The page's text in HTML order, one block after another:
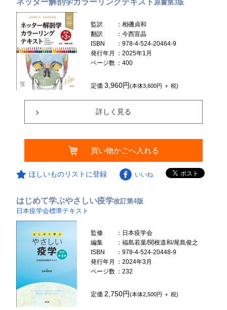
ネッター解剖学カラーリングテキスト 原書第3版
監訳
：相磯貞和
翻訳
：今西宣晶
ISBN
：978-4-524-20464-9
発行年月
：2025年1月
ページ数 ：400
定価3,960円(本体3,600円 ＋ 税)
詳しく見る
買い物かごへ入れる
ほしいものリストに登録 いいね
はじめて学ぶやさしい疫学改訂第4版
日本疫学会標準テキスト
監修
：日本疫学会
編集
：福島若葉/関根道和/尾島俊之
ISBN
：978-4-524-20448-9
発行年月
：2024年3月
ページ数 ：232
定価2,750円(本体2,500円 ＋ 税)